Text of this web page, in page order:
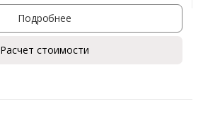
Подробнее
Расчет стоимости